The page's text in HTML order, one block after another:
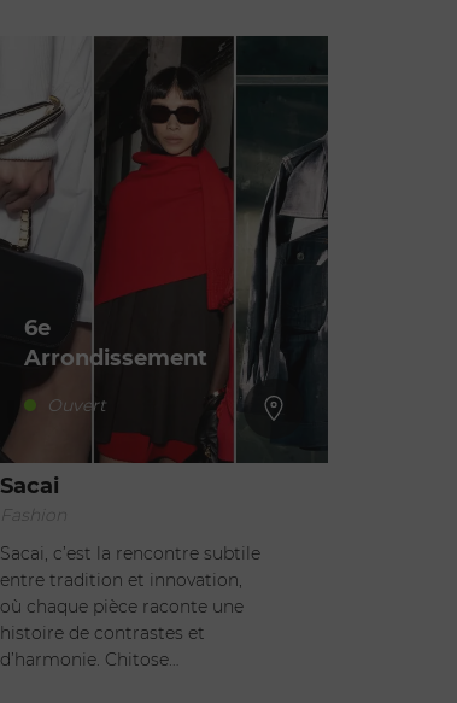
6e
Arrondissement
Ouvert
Sacai
Fashion
Sacai, c’est la rencontre subtile
entre tradition et innovation,
où chaque pièce raconte une
histoire de contrastes et
d’harmonie. Chitose…